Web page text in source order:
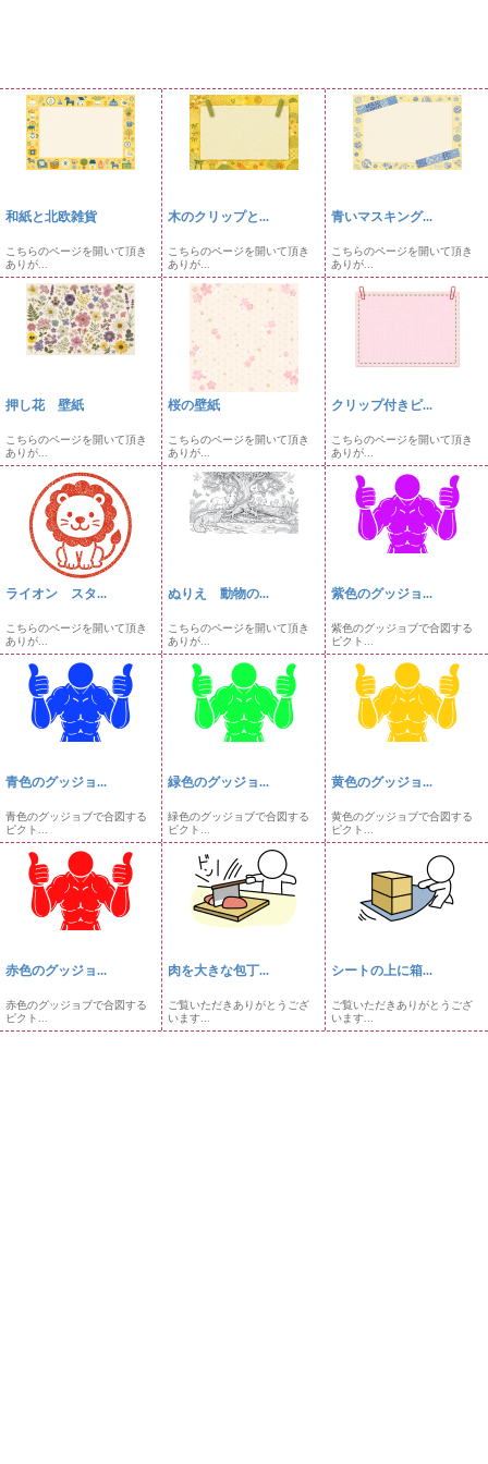
和紙と北欧雑貨
こちらのページを開いて頂き
ありが...
木のクリップと...
こちらのページを開いて頂き
ありが...
青いマスキング...
こちらのページを開いて頂き
ありが...
押し花 壁紙
こちらのページを開いて頂き
ありが...
桜の壁紙
こちらのページを開いて頂き
ありが...
クリップ付きピ...
こちらのページを開いて頂き
ありが...
ライオン スタ...
こちらのページを開いて頂き
ありが...
ぬりえ 動物の...
こちらのページを開いて頂き
ありが...
紫色のグッジョ...
紫色のグッジョブで合図する
ピクト...
青色のグッジョ...
青色のグッジョブで合図する
ピクト...
緑色のグッジョ...
緑色のグッジョブで合図する
ピクト...
黄色のグッジョ...
黄色のグッジョブで合図する
ピクト...
赤色のグッジョ...
赤色のグッジョブで合図する
ピクト...
肉を大きな包丁...
ご覧いただきありがとうござ
います...
シートの上に箱...
ご覧いただきありがとうござ
います...